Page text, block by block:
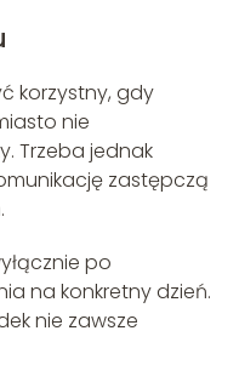
korzystny, gdy
nie
Trzeba jednak
zastępczą
po
na konkretny dzień.
nie zawsze